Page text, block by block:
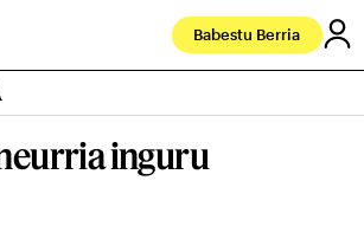
Babestu Berria
inguru